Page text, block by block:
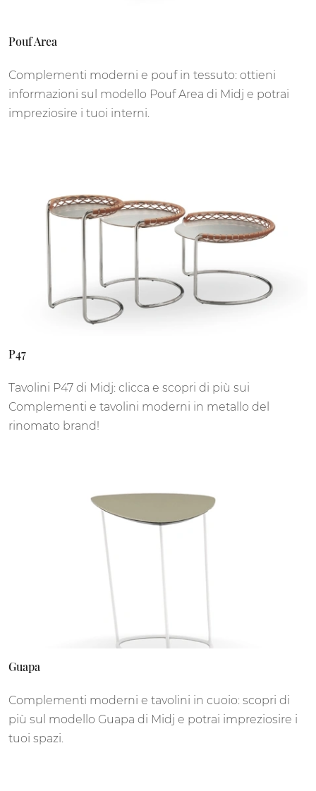
Pouf Area
Complementi moderni e pouf in tessuto: ottieni
informazioni sul modello Pouf Area di Midj e potrai
impreziosire i tuoi interni.
P47
Tavolini P47 di Midj: clicca e scopri di più sui
Complementi e tavolini moderni in metallo del
rinomato brand!
Guapa
Complementi moderni e tavolini in cuoio: scopri di
più sul modello Guapa di Midj e potrai impreziosire i
tuoi spazi.